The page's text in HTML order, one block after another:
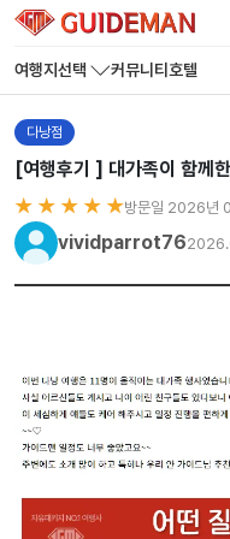
여행지선택 커뮤니티 호텔
다낭점
[여행후기 ] 대가족이 함께
★ ★ ★ ★ ★방문일 2026년
vividparrot76